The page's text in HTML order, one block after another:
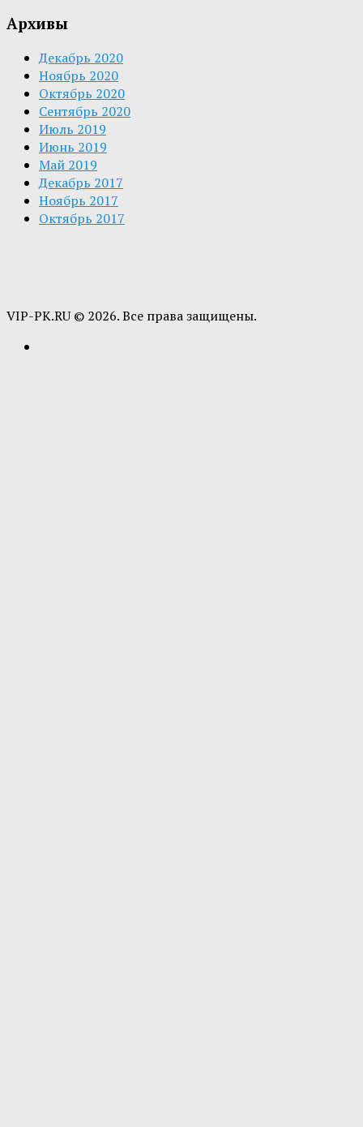
Архивы
Декабрь 2020
Ноябрь 2020
Октябрь 2020
Сентябрь 2020
Июль 2019
Июнь 2019
Май 2019
Декабрь 2017
Ноябрь 2017
Октябрь 2017
VIP-PK.RU © 2026. Все права защищены.